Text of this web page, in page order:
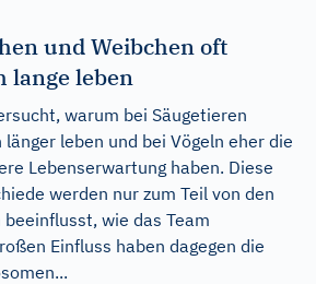
und Weibchen oft
lange leben
warum bei Säugetieren
länger leben und bei Vögeln eher die
Lebenserwartung haben. Diese
werden nur zum Teil von den
beeinflusst, wie das Team
Einfluss haben dagegen die